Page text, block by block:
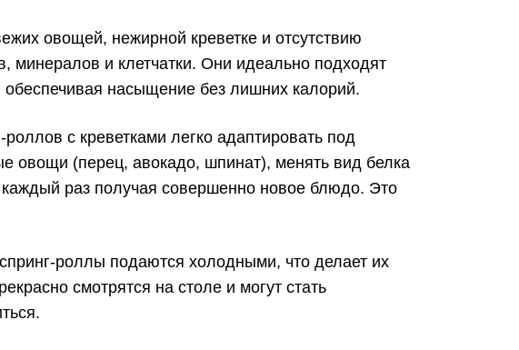
овощей, нежирной креветке и отсутствию
минералов и клетчатки. Они идеально подходят
обеспечивая насыщение без лишних калорий.
роллов с креветками легко адаптировать под
овощи (перец, авокадо, шпинат), менять вид белка
каждый раз получая совершенно новое блюдо. Это
роллы подаются холодными, что делает их
смотрятся на столе и могут стать